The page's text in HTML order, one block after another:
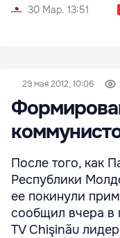
30 Мар. 13:51
29 мая 2012, 10:06
После того, как
Республики
ее покинули
сообщил вчера в
TV Chişinău